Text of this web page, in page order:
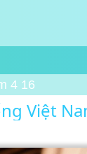
4 16
Việt